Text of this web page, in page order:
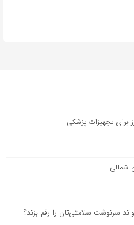
تجهیزات پزشکی
شمالی
سرنوشت سلامتی‌تان را رقم بزند؟